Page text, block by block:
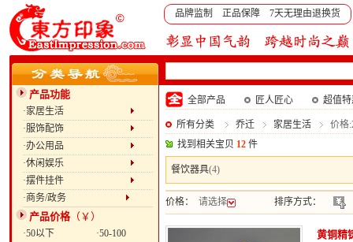
品牌监制 正品保障 7天无理由退换货
产品功能
·家居生活
·服饰配饰
·办公用品
·休闲娱乐
·摆件挂件
·商务/政务
产品价格（￥）
·50以下
·50-100
全部产品 匠人匠心 超值
所有分类 乔迁 家居生活
价格
找到相关宝贝 12 件
餐饮器具(4)
价格： 请选择 排序方式：
黄铜精